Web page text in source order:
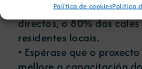
Política de cookiesPolítica
Actualmente, creáronse
directos, o 80% dos
residentes locais.
• Espérase que o